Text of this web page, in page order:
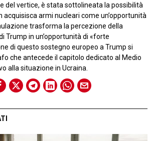
del vertice, è stata sottolineata la possibilità
acquisisca armi nucleari come un’opportunità
trasforma la percezione della
Trump in un’opportunità di «forte
di questo sostegno europeo a Trump si
che antecede il capitolo dedicato al Medio
alla situazione in Ucraina.